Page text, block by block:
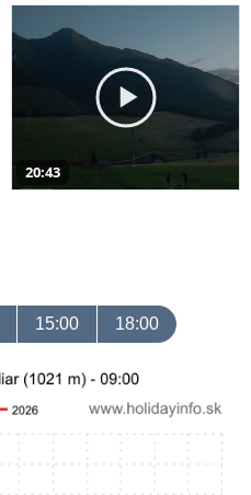
20:43
15:00 18:00